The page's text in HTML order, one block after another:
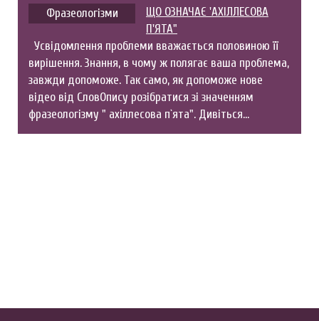
Фразеологізми
ЩО ОЗНАЧАЄ 'АХІЛЛЕСОВА
П'ЯТА"
Усвідомлення проблеми вважається половиною її
вирішення. Знання, в чому ж полягає ваша проблема,
завжди допоможе. Так само, як допоможе нове
відео від СловОпису розібратися зі значенням
фразеологізму " ахіллесова п`ята". Дивіться…